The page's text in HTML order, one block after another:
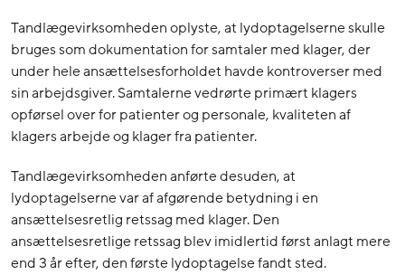
Tandlægevirksomheden oplyste, at lydoptagelserne skulle
bruges som dokumentation for samtaler med klager, der
under hele ansættelsesforholdet havde kontroverser med
sin arbejdsgiver. Samtalerne vedrørte primært klagers
opførsel over for patienter og personale, kvaliteten af
klagers arbejde og klager fra patienter.
Tandlægevirksomheden anførte desuden, at
lydoptagelserne var af afgørende betydning i en
ansættelsesretlig retssag med klager. Den
ansættelsesretlige retssag blev imidlertid først anlagt mere
end 3 år efter, den første lydoptagelse fandt sted.